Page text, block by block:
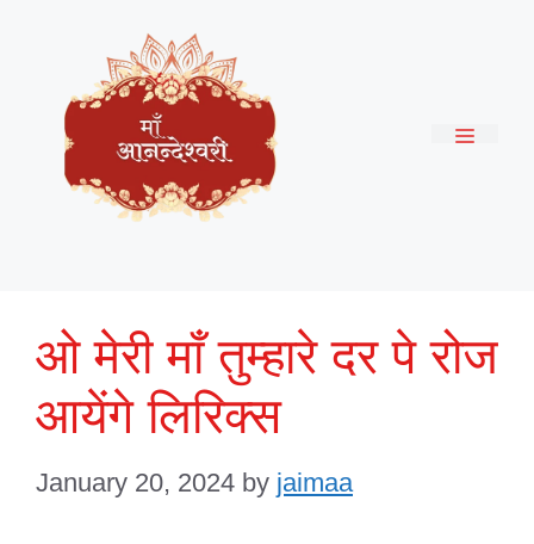
content
ओ मेरी माँ तुम्हारे दर पे रोज
आयेंगे लिरिक्स
January 20, 2024 by jaimaa